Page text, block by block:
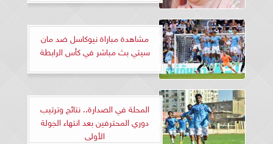
مشاهدة مباراة نيوكاسل ضد مان
سيتي بث مباشر في كأس الرابطة
المحلة في الصدارة.. نتائج وترتيب
دوري المحترفين بعد انتهاء الجولة
الأولى